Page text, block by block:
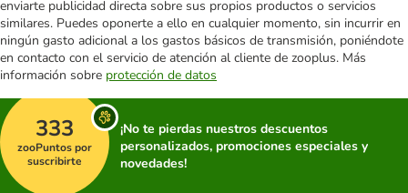
enviarte publicidad directa sobre sus propios productos o servicios
similares. Puedes oponerte a ello en cualquier momento, sin incurrir en
ningún gasto adicional a los gastos básicos de transmisión, poniéndote
en contacto con el servicio de atención al cliente de zooplus. Más
información sobre protección de datos
333
zooPuntos por
suscribirte
¡No te pierdas nuestros descuentos
personalizados, promociones especiales y
novedades!